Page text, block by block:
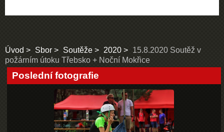
Úvod Sbor Soutěže 2020
15.8.2020 Soutěž v
požárním útoku Třebsko + Noční Mokřice
Poslední fotografie